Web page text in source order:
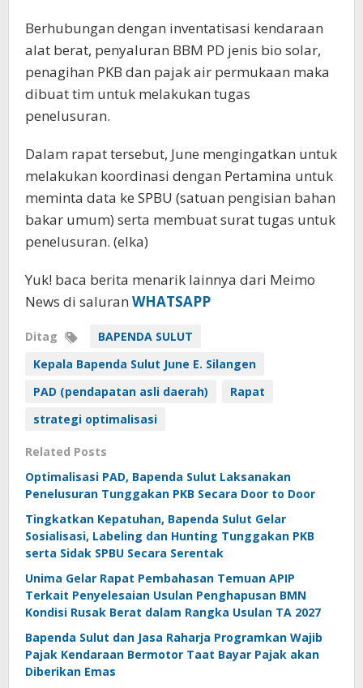
Berhubungan dengan inventatisasi kendaraan
alat berat, penyaluran BBM PD jenis bio solar,
penagihan PKB dan pajak air permukaan maka
dibuat tim untuk melakukan tugas
penelusuran.
Dalam rapat tersebut, June mengingatkan untuk
melakukan koordinasi dengan Pertamina untuk
meminta data ke SPBU (satuan pengisian bahan
bakar umum) serta membuat surat tugas untuk
penelusuran. (elka)
Yuk! baca berita menarik lainnya dari Meimo
News di saluran WHATSAPP
Ditag
BAPENDA SULUT
Kepala Bapenda Sulut June E. Silangen
PAD (pendapatan asli daerah)
Rapat
strategi optimalisasi
Related Posts
Optimalisasi PAD, Bapenda Sulut Laksanakan
Penelusuran Tunggakan PKB Secara Door to Door
Tingkatkan Kepatuhan, Bapenda Sulut Gelar
Sosialisasi, Labeling dan Hunting Tunggakan PKB
serta Sidak SPBU Secara Serentak
Unima Gelar Rapat Pembahasan Temuan APIP
Terkait Penyelesaian Usulan Penghapusan BMN
Kondisi Rusak Berat dalam Rangka Usulan TA 2027
Bapenda Sulut dan Jasa Raharja Programkan Wajib
Pajak Kendaraan Bermotor Taat Bayar Pajak akan
Diberikan Emas